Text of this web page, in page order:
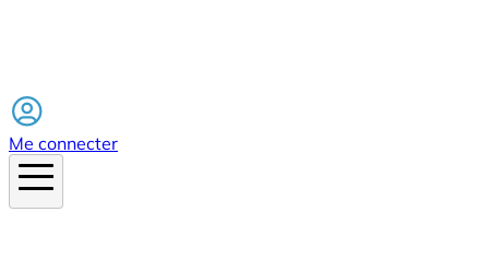
Me connecter